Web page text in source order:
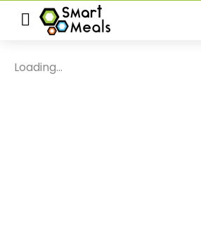
Loading...